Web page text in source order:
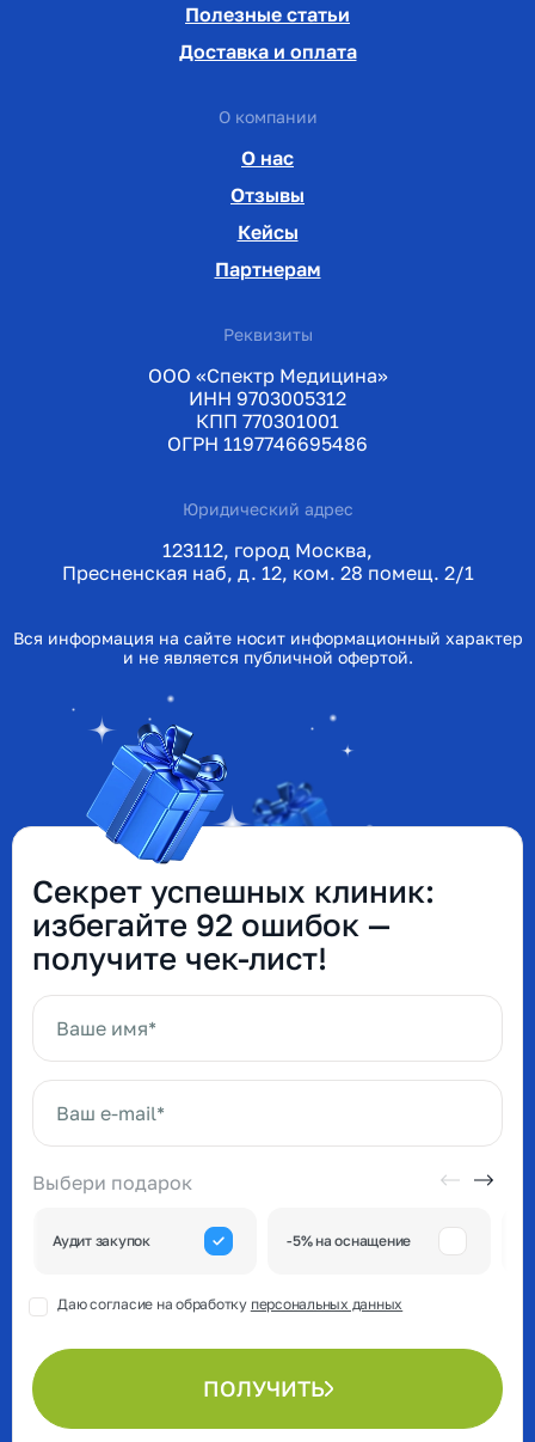
Полезные статьи
Доставка и оплата
О компании
О нас
Отзывы
Кейсы
Партнерам
Реквизиты
ООО «Спектр Медицина»
ИНН 9703005312
КПП 770301001
ОГРН 1197746695486
Юридический адрес
123112, город Москва,
Пресненская наб, д. 12, ком. 28 помещ. 2/1
Вся информация на сайте носит информационный характер
и не является публичной офертой.
Секрет успешных клиник:
избегайте 92 ошибок —
получите чек-лист!
Выбери подарок
Аудит закупок -5% на оснащение
Даю согласие на обработку персональных данных
ПОЛУЧИТЬ